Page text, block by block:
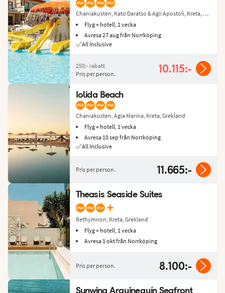
Chaniakusten, Kato Daratso & Agii Apostoli, Kreta, Grekland
Flyg + hotell, 1 vecka
Avresa 27 aug från Norrköping
All Inclusive
250:- rabatt
Pris per person.
10.115:-
Iolida Beach
Chaniakusten, Agia Marina, Kreta, Grekland
Flyg + hotell, 1 vecka
Avresa 10 sep från Norrköping
All Inclusive
Pris per person. 11.665:-
Theasis Seaside Suites
+
Rethymnon, Kreta, Grekland
Flyg + hotell, 1 vecka
Avresa 1 okt från Norrköping
Pris per person. 8.100:-
Sunwing Arguineguín Seafront